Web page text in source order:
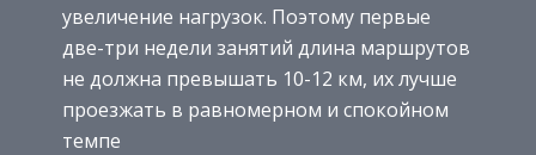
увеличение нагрузок. Поэтому первые
две-три недели занятий длина маршрутов
не должна превышать 10-12 км, их лучше
проезжать в равномерном и спокойном
темпе